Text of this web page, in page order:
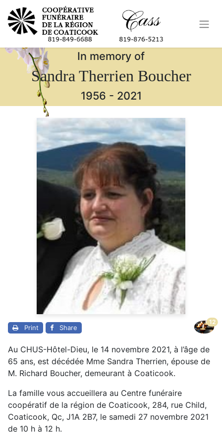
In memory of
Sandra Therrien Boucher
1956 - 2021
Print Share
12
Au CHUS-Hôtel-Dieu, le 14 novembre 2021, à l’âge de
65 ans, est décédée Mme Sandra Therrien, épouse de
M. Richard Boucher, demeurant à Coaticook.
La famille vous accueillera au Centre funéraire
coopératif de la région de Coaticook, 284, rue Child,
Coaticook, Qc, J1A 2B7, le samedi 27 novembre 2021
de 10 h à 12 h.